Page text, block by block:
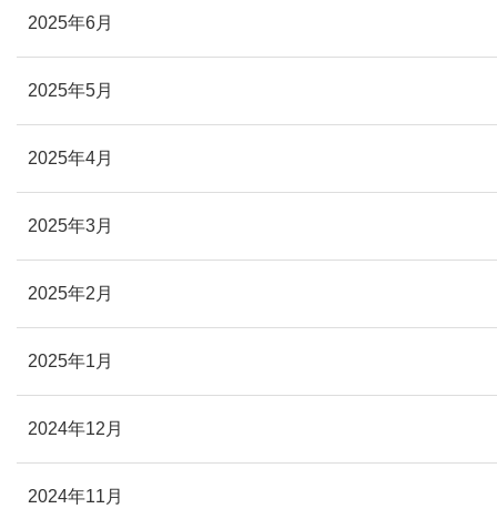
2025年6月
2025年5月
2025年4月
2025年3月
2025年2月
2025年1月
2024年12月
2024年11月